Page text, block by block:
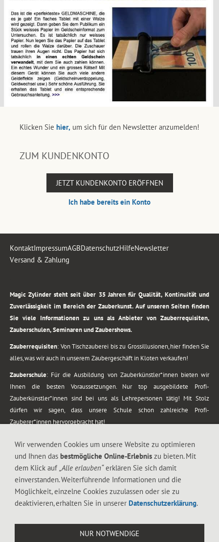
Klicken Sie hier, um sich für den Newsletter anzumelden!
ZUM KUNDENKONTO
JETZT KUNDENKONTO ERÖFFNEN
Ich habe bereits ein Konto
KontaktImpressumAGBDatenschutzHilfeNewsletter
Versand & Zahlung
Magic Zylinder steht seit über 35 Jahren für Qualität, Kontinuität und
Zuverlässigkeit im Bereich der Zauberkunst. Auf unseren Seiten finden
Sie viele Informationen zu uns als Anbieter von Zauberrequisiten,
Zauberschulen, Seminaren und Zaubershows.
Zauberrequisiten: Von Tischzauberei bis zu Grossillusionen, hier finden Sie
alles, was wir auch in unserem Zaubergeschäft in Kloten verkaufen!
Zauberschule: Für die Ausbildung von Zauberkünstler*innen bieten wir
Ihnen die besten Voraussetzungen. Nur top ausgebildete Profi-
Zauberkünstler*innen sind bei uns als Lehrepersonen tätig! Mit Stolz
dürfen wir sagen, dass unsere Schule schon zahlreiche Profi-
Zauberer*innen hervorgebracht hat!
vom Kinderprogramm bis zur Tischzauberei. Lassen Sie sich faszinieren von
meiner Zauber-Sprech-Show, angerührt mit sprachlichen Sequenzen,
gewürzt mit Gags und visuellen Illusionen wie Kaninchen, Vasen, Seilen,
Wir verwenden Cookies um unsere Website zu optimieren
und Ihnen das bestmögliche Online-Erlebnis zu bieten. Mit
dem Klick auf „Alle erlauben“erklären Sie sich damit
einverstanden. Weiterführende Informationen und die
Möglichkeit, einzelne Cookies zuzulassen oder sie zu
deaktivieren, erhalten Sie in unserer Datenschutzerklärung.
NUR NOTWENDIGE